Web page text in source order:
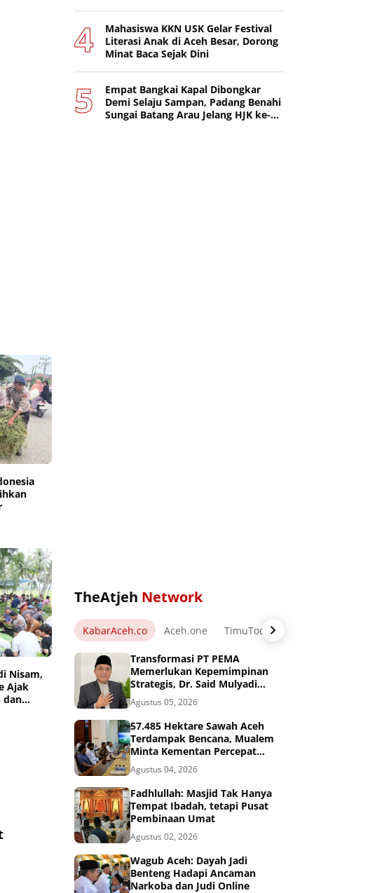
Nisam,
Ajak
dan
Mahasiswa KKN USK Gelar Festival
Literasi Anak di Aceh Besar, Dorong
Minat Baca Sejak Dini
Empat Bangkai Kapal Dibongkar
Demi Selaju Sampan, Padang Benahi
Sungai Batang Arau Jelang HJK ke-
TheAtjeh Network
KabarAceh.co Aceh.one TimuToday.com
Transformasi PT PEMA
Memerlukan Kepemimpinan
Strategis, Dr. Said Mulyadi
Dinilai Memenuhi Kriteria
Agustus 05, 2026
57.485 Hektare Sawah Aceh
Terdampak Bencana, Mualem
Minta Kementan Percepat
Pemulihan
Agustus 04, 2026
Fadhlullah: Masjid Tak Hanya
Tempat Ibadah, tetapi Pusat
Pembinaan Umat
Agustus 02, 2026
Wagub Aceh: Dayah Jadi
Benteng Hadapi Ancaman
Narkoba dan Judi Online